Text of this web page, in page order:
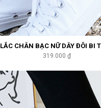
LẮC CHÂN BẠC NỮ DÂY ĐÔI BI
319.000 ₫